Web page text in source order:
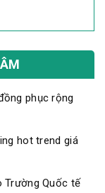
phục rộng
hot trend giá
Trường Quốc tế